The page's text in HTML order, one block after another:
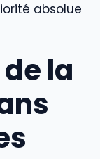
absolue
la